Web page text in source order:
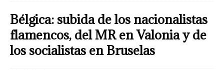
Bélgica: subida de los nacionalistas
flamencos, del MR en Valonia y de
los socialistas en Bruselas